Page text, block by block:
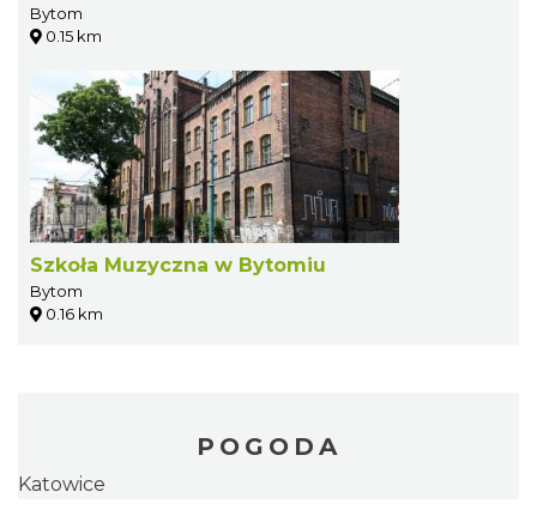
Bytom
0.15 km
Szkoła Muzyczna w Bytomiu
Bytom
0.16 km
POGODA
Katowice